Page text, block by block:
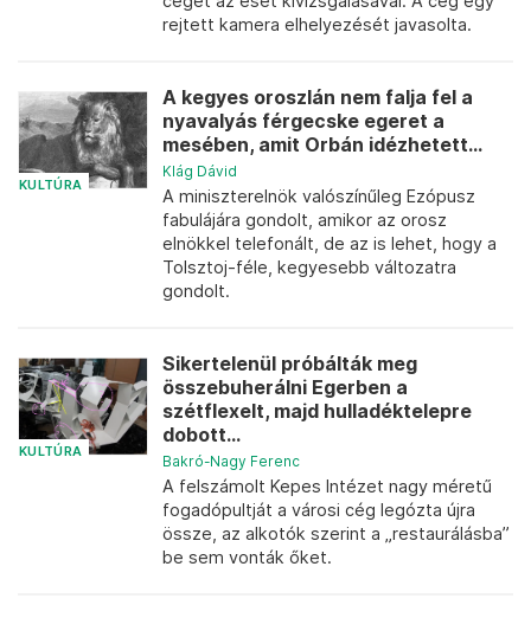
rejtett kamera elhelyezését javasolta.
KULTÚRA
A kegyes oroszlán nem falja fel a
nyavalyás férgecske egeret a
mesében, amit Orbán idézhetett...
Klág Dávid
A miniszterelnök valószínűleg Ezópusz
fabulájára gondolt, amikor az orosz
elnökkel telefonált, de az is lehet, hogy a
Tolsztoj-féle, kegyesebb változatra
gondolt.
KULTÚRA
Sikertelenül próbálták meg
összebuherálni Egerben a
szétflexelt, majd hulladéktelepre
dobott...
Bakró-Nagy Ferenc
A felszámolt Kepes Intézet nagy méretű
fogadópultját a városi cég legózta újra
össze, az alkotók szerint a „restaurálásba”
be sem vonták őket.